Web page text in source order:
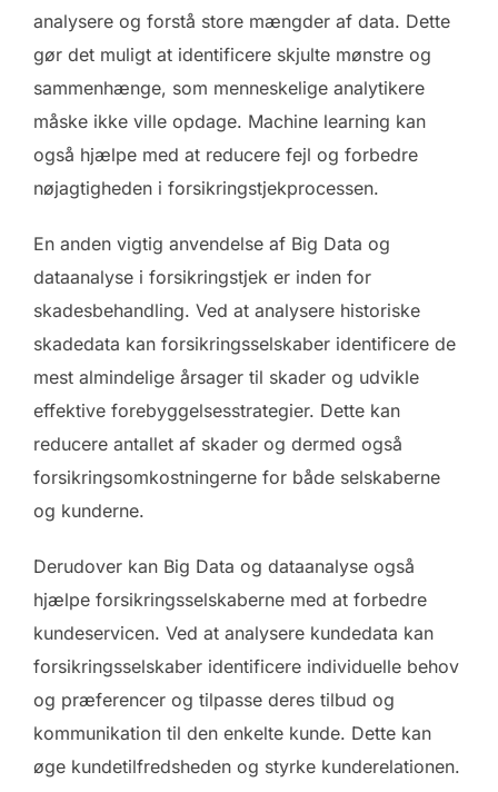
analysere og forstå store mængder af data. Dette
gør det muligt at identificere skjulte mønstre og
sammenhænge, som menneskelige analytikere
måske ikke ville opdage. Machine learning kan
også hjælpe med at reducere fejl og forbedre
nøjagtigheden i forsikringstjekprocessen.
En anden vigtig anvendelse af Big Data og
dataanalyse i forsikringstjek er inden for
skadesbehandling. Ved at analysere historiske
skadedata kan forsikringsselskaber identificere de
mest almindelige årsager til skader og udvikle
effektive forebyggelsesstrategier. Dette kan
reducere antallet af skader og dermed også
forsikringsomkostningerne for både selskaberne
og kunderne.
Derudover kan Big Data og dataanalyse også
hjælpe forsikringsselskaberne med at forbedre
kundeservicen. Ved at analysere kundedata kan
forsikringsselskaber identificere individuelle behov
og præferencer og tilpasse deres tilbud og
kommunikation til den enkelte kunde. Dette kan
øge kundetilfredsheden og styrke kunderelationen.